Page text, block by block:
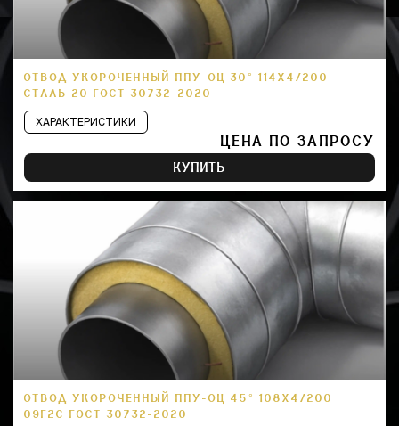
ОТВОД УКОРОЧЕННЫЙ ППУ-ОЦ 30° 114Х4/200
СТАЛЬ 20 ГОСТ 30732-2020
ХАРАКТЕРИСТИКИ
ЦЕНА ПО ЗАПРОСУ
КУПИТЬ
ОТВОД УКОРОЧЕННЫЙ ППУ-ОЦ 45° 108Х4/200
09Г2С ГОСТ 30732-2020